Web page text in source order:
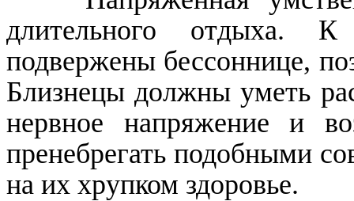
длительного отдыха.
подвержены бессоннице,
Близнецы должны уметь
нервное напряжение и
пренебрегать подобными
на их хрупком здоровье.